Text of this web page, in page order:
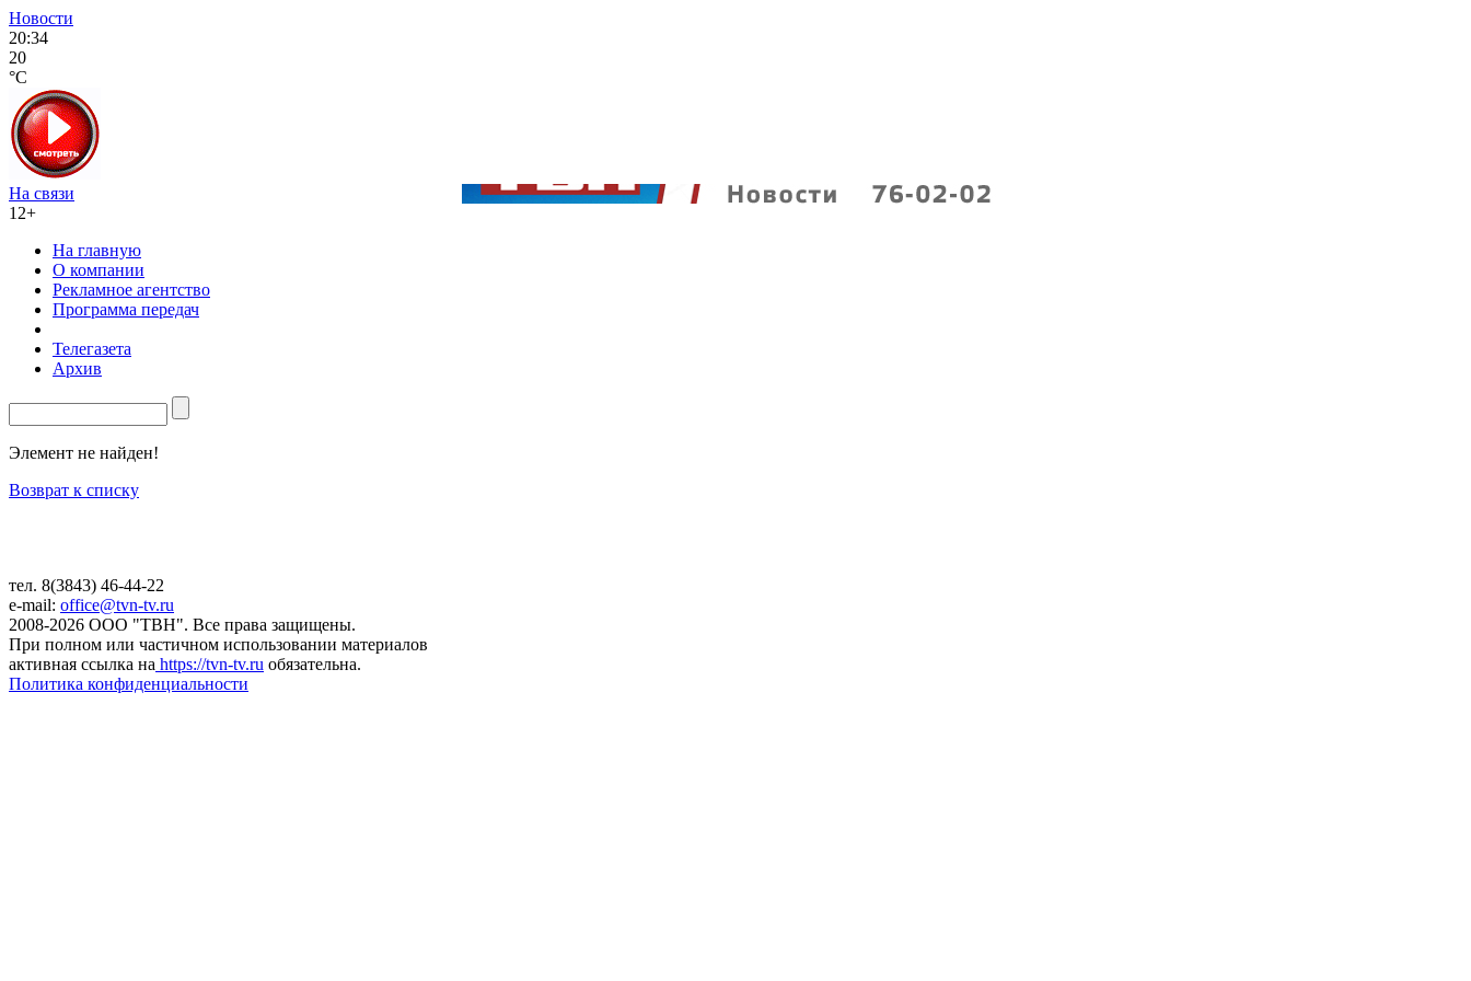
Новости
20:34
20
°C
На связи
12+
На главную
О компании
Рекламное агентство
Программа передач
Телегазета
Архив
Элемент не найден!
Возврат к списку
тел. 8(3843) 46-44-22
e-mail: office@tvn-tv.ru
2008-2026 ООО "ТВН". Все права защищены.
При полном или частичном использовании материалов
активная ссылка на https://tvn-tv.ru обязательна.
Политика конфиденциальности